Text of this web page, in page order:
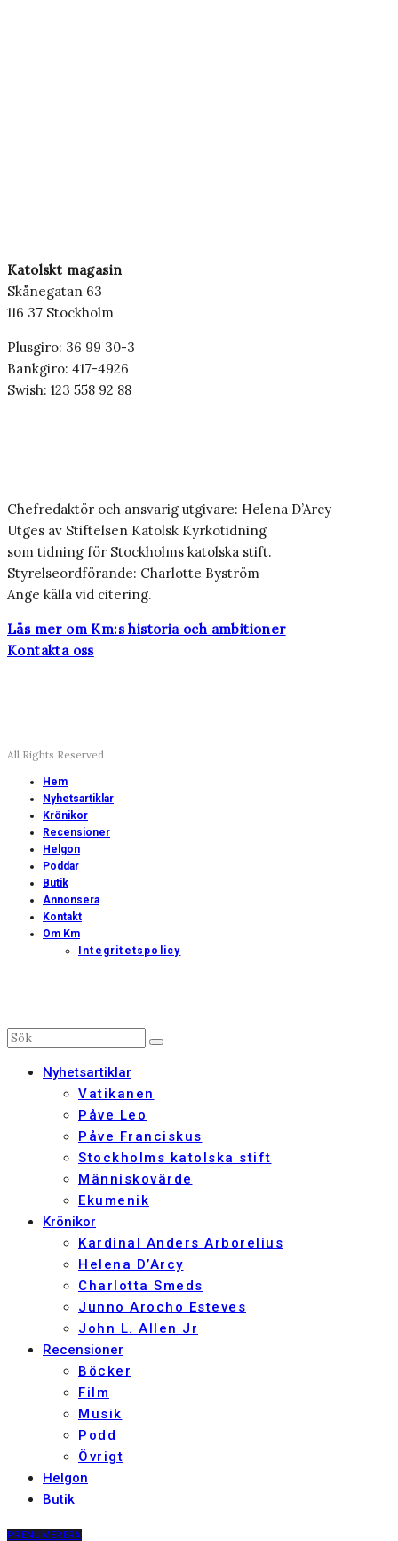
Katolskt magasin
Skånegatan 63
116 37 Stockholm
Plusgiro: 36 99 30-3
Bankgiro: 417-4926
Swish: 123 558 92 88
Chefredaktör och ansvarig utgivare: Helena D’Arcy
Utges av Stiftelsen Katolsk Kyrkotidning
som tidning för Stockholms katolska stift.
Styrelseordförande: Charlotte Byström
Ange källa vid citering.
Läs mer om Km:s historia och ambitioner
Kontakta oss
All Rights Reserved
Hem
Nyhetsartiklar
Krönikor
Recensioner
Helgon
Poddar
Butik
Annonsera
Kontakt
Om Km
Integritetspolicy
Nyhetsartiklar
Vatikanen
Påve Leo
Påve Franciskus
Stockholms katolska stift
Människovärde
Ekumenik
Krönikor
Kardinal Anders Arborelius
Helena D’Arcy
Charlotta Smeds
Junno Arocho Esteves
John L. Allen Jr
Recensioner
Böcker
Film
Musik
Podd
Övrigt
Helgon
Butik
PRENUMERERA